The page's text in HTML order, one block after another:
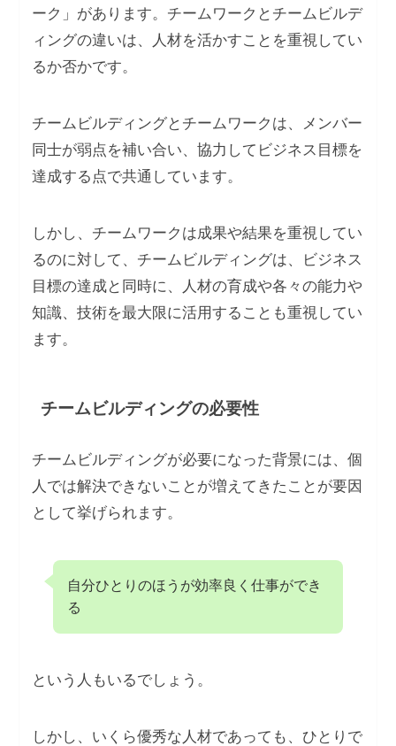
ーク」があります。チームワークとチームビルデ
ィングの違いは、人材を活かすことを重視してい
るか否かです。
チームビルディングとチームワークは、メンバー
同士が弱点を補い合い、協力してビジネス目標を
達成する点で共通しています。
しかし、チームワークは成果や結果を重視してい
るのに対して、チームビルディングは、ビジネス
目標の達成と同時に、人材の育成や各々の能力や
知識、技術を最大限に活用することも重視してい
ます。
チームビルディングの必要性
チームビルディングが必要になった背景には、個
人では解決できないことが増えてきたことが要因
として挙げられます。
自分ひとりのほうが効率良く仕事ができ
る
という人もいるでしょう。
しかし、いくら優秀な人材であっても、ひとりで